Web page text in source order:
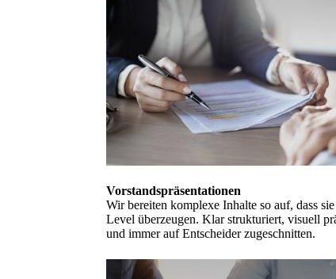
Vorstandspräsentationen
Wir bereiten komplexe Inhalte so auf, dass
Level überzeugen. Klar strukturiert, visuell
und immer auf Entscheider zugeschnitten.